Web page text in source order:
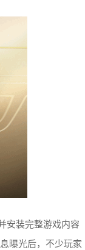
安装完整游戏内容
曝光后，不少玩家